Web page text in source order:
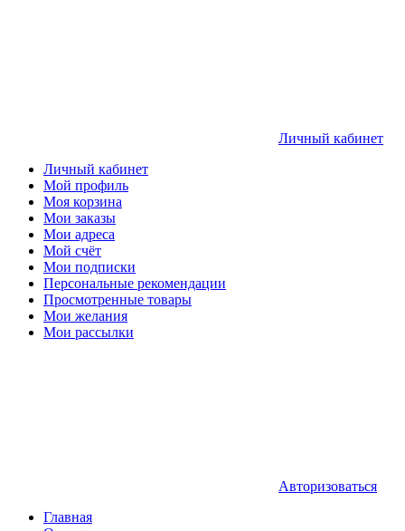
Личный кабинет
Личный кабинет
Мой профиль
Моя корзина
Мои заказы
Мои адреса
Мой счёт
Мои подписки
Персональные рекомендации
Просмотренные товары
Мои желания
Мои рассылки
Авторизоваться
Главная